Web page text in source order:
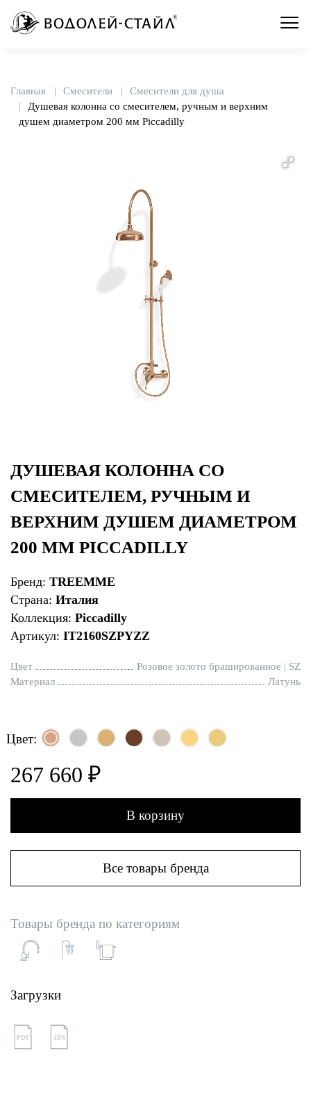
Главная Смесители
Смесители для душа
Душевая колонна со смесителем, ручным и верхним
душем диаметром 200 мм Piccadilly
ДУШЕВАЯ КОЛОННА СО
СМЕСИТЕЛЕМ, РУЧНЫМ И
ВЕРХНИМ ДУШЕМ ДИАМЕТРОМ
200 ММ PICCADILLY
Бренд: TREEMME
Страна: Италия
Коллекция: Piccadilly
Артикул: IT2160SZPYZZ
Цвет
Розовое золото брашированное | SZ
Материал
Латунь
Цвет:
267 660 ₽
В корзину
Все товары бренда
Товары бренда по категориям
Загрузки
PDF 3DS